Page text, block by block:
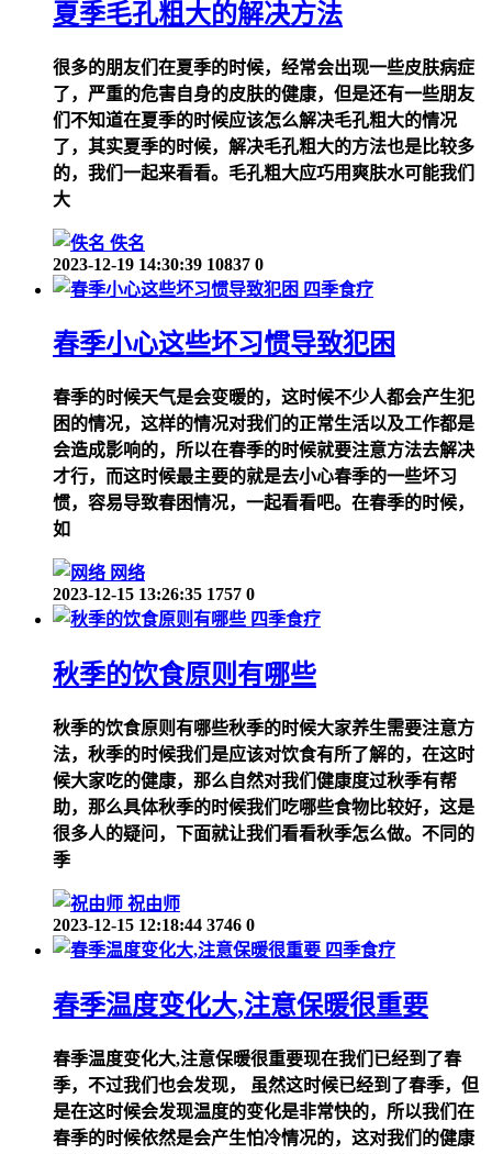
夏季毛孔粗大的解决方法
很多的朋友们在夏季的时候，经常会出现一些皮肤病症
了，严重的危害自身的皮肤的健康，但是还有一些朋友
们不知道在夏季的时候应该怎么解决毛孔粗大的情况
了，其实夏季的时候，解决毛孔粗大的方法也是比较多
的，我们一起来看看。毛孔粗大应巧用爽肤水可能我们
大
佚名
2023-12-19 14:30:39 10837 0
四季食疗
春季小心这些坏习惯导致犯困
春季的时候天气是会变暖的，这时候不少人都会产生犯
困的情况，这样的情况对我们的正常生活以及工作都是
会造成影响的，所以在春季的时候就要注意方法去解决
才行，而这时候最主要的就是去小心春季的一些坏习
惯，容易导致春困情况，一起看看吧。在春季的时候，
如
网络
2023-12-15 13:26:35 1757 0
四季食疗
秋季的饮食原则有哪些
秋季的饮食原则有哪些秋季的时候大家养生需要注意方
法，秋季的时候我们是应该对饮食有所了解的，在这时
候大家吃的健康，那么自然对我们健康度过秋季有帮
助，那么具体秋季的时候我们吃哪些食物比较好，这是
很多人的疑问，下面就让我们看看秋季怎么做。不同的
季
祝由师
2023-12-15 12:18:44 3746 0
四季食疗
春季温度变化大,注意保暖很重要
春季温度变化大,注意保暖很重要现在我们已经到了春
季，不过我们也会发现， 虽然这时候已经到了春季，但
是在这时候会发现温度的变化是非常快的，所以我们在
春季的时候依然是会产生怕冷情况的，这对我们的健康